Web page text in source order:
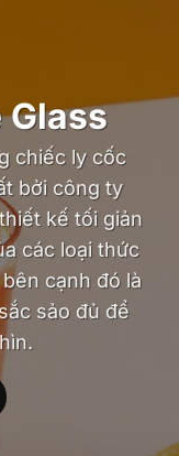
Glass
chiếc ly cốc
bởi công ty
kế tối giản
các loại thức
cạnh đó là
sảo đủ để